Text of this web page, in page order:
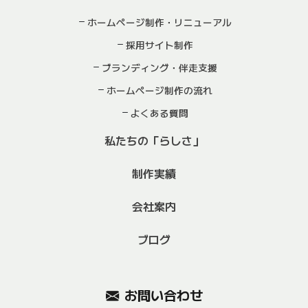
ホームページ制作・リニューアル
採用サイト制作
ブランディング・伴走支援
ホームページ制作の流れ
よくある質問
私たちの「らしさ」
制作実績
会社案内
ブログ
お問い合わせ